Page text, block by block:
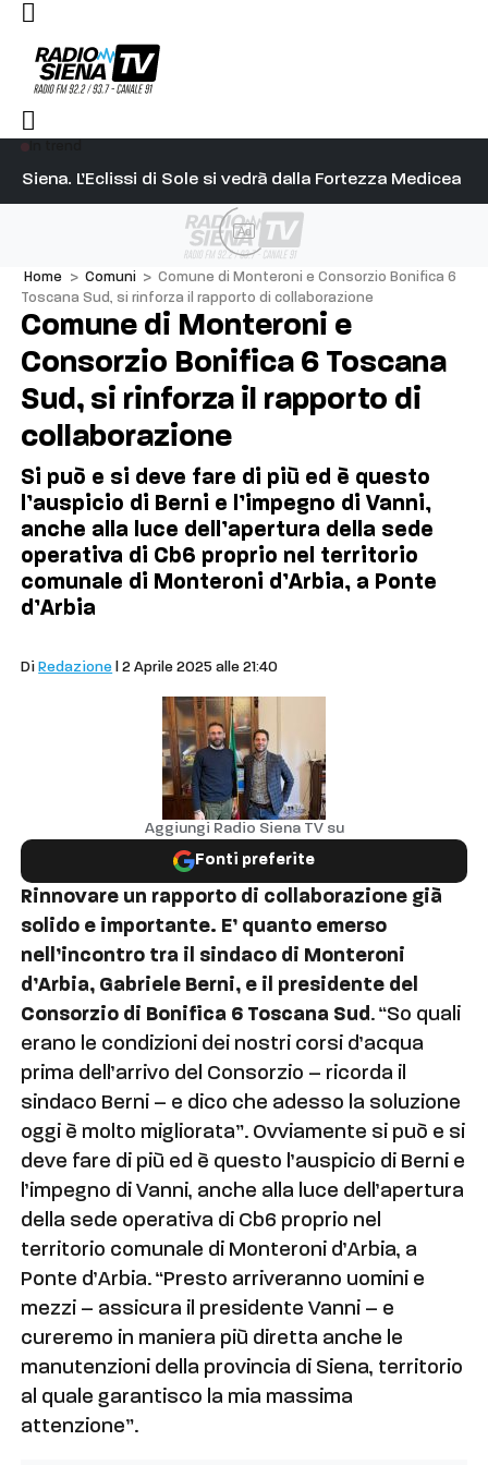
Siena. L’Eclissi di Sole si vedrà dalla Fortezza Medicea
su Diosu sono state poco corrette”
Ad
Home > Comuni > Comune di Monteroni e Consorzio Bonifica 6
Toscana Sud, si rinforza il rapporto di collaborazione
Comune di Monteroni e
Consorzio Bonifica 6 Toscana
Sud, si rinforza il rapporto di
collaborazione
Si può e si deve fare di più ed è questo
l’auspicio di Berni e l’impegno di Vanni,
anche alla luce dell’apertura della sede
operativa di Cb6 proprio nel territorio
comunale di Monteroni d’Arbia, a Ponte
d’Arbia
Di Redazione | 2 Aprile 2025 alle 21:40
Aggiungi Radio Siena TV su
Fonti preferite
Rinnovare un rapporto di collaborazione già
solido e importante. E’ quanto emerso
nell’incontro tra il sindaco di Monteroni
d’Arbia, Gabriele Berni, e il presidente del
Consorzio di Bonifica 6 Toscana Sud. “So quali
erano le condizioni dei nostri corsi d’acqua
prima dell’arrivo del Consorzio – ricorda il
sindaco Berni – e dico che adesso la soluzione
oggi è molto migliorata”. Ovviamente si può e si
deve fare di più ed è questo l’auspicio di Berni e
l’impegno di Vanni, anche alla luce dell’apertura
della sede operativa di Cb6 proprio nel
territorio comunale di Monteroni d’Arbia, a
Ponte d’Arbia. “Presto arriveranno uomini e
mezzi – assicura il presidente Vanni – e
cureremo in maniera più diretta anche le
manutenzioni della provincia di Siena, territorio
al quale garantisco la mia massima
attenzione”.